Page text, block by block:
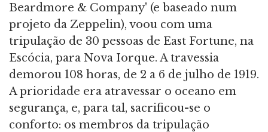
Beardmore & Company' (e baseado num
projeto da Zeppelin), voou com uma
tripulação de 30 pessoas de East Fortune, na
Escócia, para Nova Iorque. A travessia
demorou 108 horas, de 2 a 6 de julho de 1919.
A prioridade era atravessar o oceano em
segurança, e, para tal, sacrificou-se o
conforto: os membros da tripulação